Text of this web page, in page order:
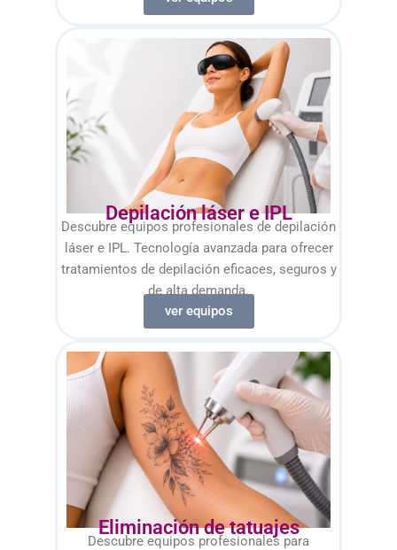
Depilación láser e IPL
Descubre equipos profesionales de depilación
láser e IPL. Tecnología avanzada para ofrecer
tratamientos de depilación eficaces, seguros y
de alta demanda.
ver equipos
Eliminación de tatuajes
Descubre equipos profesionales para